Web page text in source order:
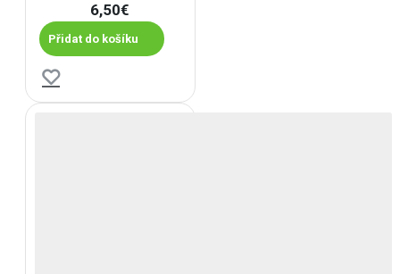
6,50€
Přidat do košíku